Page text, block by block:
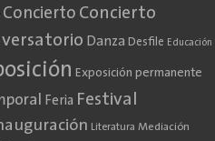
Concierto Concierto
Danza Desfile Educación
Exposición permanente
Feria Festival
Literatura Mediación